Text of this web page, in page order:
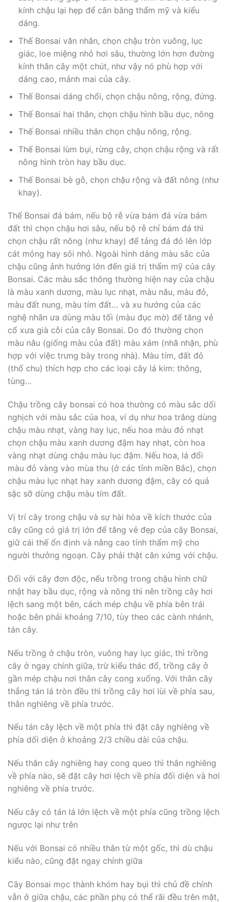
kính chậu lại hẹp để cân bằng thẩm mỹ và kiểu
dáng.
Thế Bonsai văn nhân, chọn chậu tròn vuông, lục
giác, loe miệng nhỏ hơi sâu, thường lớn hơn đường
kính thân cây một chút, như vậy nó phù hợp với
dáng cao, mảnh mai của cây.
Thế Bonsai dáng chổi, chọn chậu nông, rộng, đứng.
Thế Bonsai hai thân, chọn chậu hình bầu dục, nông
Thế Bonsai nhiều thân chọn chậu nông, rộng.
Thế Bonsai lùm bụi, rừng cây, chọn chậu rộng và rất
nông hình tròn hay bầu dục.
Thế Bonsai bè gỗ, chọn chậu rộng và đất nông (như
khay).
Thế Bonsai đá bám, nếu bộ rễ vừa bám đá vừa bám
đất thì chọn chậu hơi sâu, nếu bộ rễ chỉ bám đá thì
chọn chậu rất nông (như khay) để tảng đá đó lên lớp
cát mỏng hay sỏi nhỏ. Ngoài hình dáng màu sắc của
chậu cũng ảnh hưởng lớn đến giá trị thẩm mỹ của cây
Bonsai. Các màu sắc thông thường hiện nay của chậu
là màu xanh dương, màu lục nhạt, màu nâu, màu đỏ,
màu đất nung, màu tím đất… và xu hướng của các
nghệ nhân ưa dùng màu tối (màu đục mờ) để tăng vẻ
cổ xưa già cỗi của cây Bonsai. Do đó thường chọn
màu nâu (giống màu của đất) màu xám (nhã nhặn, phù
hợp với việc trưng bày trong nhà). Màu tím, đất đỏ
(thổ chu) thích hợp cho các loại cây lá kim: thông,
tùng…
Chậu trồng cây bonsai có hoa thường có màu sắc dối
nghịch với màu sắc của hoa, ví dụ như hoa trắng dùng
chậu màu nhạt, vàng hay lục, nếu hoa màu đỏ nhạt
chọn chậu màu xanh dương đậm hay nhạt, còn hoa
vàng nhạt dùng chậu màu lục đậm. Nếu hoa, lá đổi
màu đỏ vàng vào mùa thu (ở các tỉnh miền Bắc), chọn
chậu màu lục nhạt hay xanh dương đậm, cây có quả
sặc sỡ dùng chậu màu tím đất.
Vị trí cây trong chậu và sự hài hòa về kích thước của
cây cũng có giá trị lớn để tăng vẻ đẹp của cây Bonsai,
giữ cái thế ổn định và nâng cao tính thẩm mỹ cho
người thưởng ngoạn. Cây phải thật cân xứng với chậu.
Đối với cây đơn độc, nếu trồng trong chậu hình chữ
nhật hay bầu dục, rộng và nông thì nên trồng cây hơi
lệch sang một bên, cách mép chậu về phía bên trái
hoặc bên phải khoảng 7/10, tùy theo các cành nhánh,
tán cây.
Nếu trồng ở chậu tròn, vuông hay lục giác, thì trồng
cây ở ngay chính giữa, trừ kiểu thác đổ, trồng cây ở
gần mép chậu nơi thân cây cong xuống. Với thân cây
thẳng tán lá tròn đều thì trồng cây hơi lùi về phía sau,
thân nghiêng về phía trước.
Nếu tán cây lệch về một phía thì đặt cây nghiêng về
phía dối diện ở khoảng 2/3 chiều dài của chậu.
Nếu thân cây nghiêng hay cong queo thì thân nghiêng
về phía nào, sẽ đặt cây hơi lệch về phía đối diện và hơi
nghiêng về phía trước.
Nếu cây có tán lá lớn lệch về một phía cũng trồng lệch
ngược lại như trên
Nếu với Bonsai có nhiều thân từ một gốc, thì dù chậu
kiểu nào, cũng đặt ngay chính giữa
Cây Bonsai mọc thành khóm hay bụi thì chủ đề chính
vẫn ở giữa chậu, các phần phụ có thể rãi đều trên mặt,